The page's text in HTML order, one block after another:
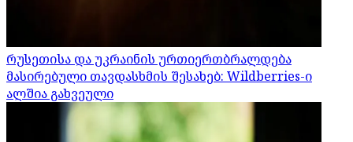
რუსეთისა და უკრაინის ურთიერთბრალდება
მასირებული თავდასხმის შესახებ: Wildberries-ი
ალშია გახვეული